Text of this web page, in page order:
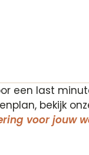
een last
bekijk
voor jouw